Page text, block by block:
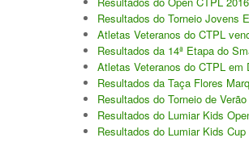
Open Luis Alves
Lumiar Kids Open XV
Torneio Open Aniversário
Smashtour 2016
Resultados do Torneio Jovens
Atletas Veteranos do CTPL
Resultados da 14ª Etapa do
Atletas Veteranos do CTPL em
Resultados da Taça Flores
Resultados do Torneio de Verão
Resultados do Lumiar Kids
Resultados do Lumiar Kids